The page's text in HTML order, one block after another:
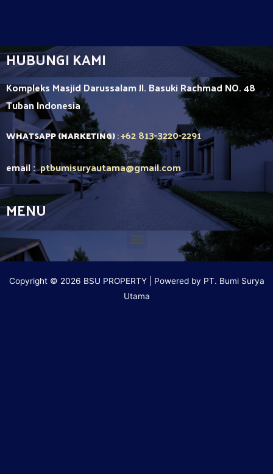
HUBUNGI KAMI
Kompleks Masjid Darussalam Jl. Basuki Rachmad NO. 48
TubanIndonesia
WHATSAPP (MARKETING):+62 813-3220-2291
email :ptbumisuryautama@gmail.com
MENU
Copyright © 2026 BSU PROPERTY | Powered by PT. Bumi Surya
Utama